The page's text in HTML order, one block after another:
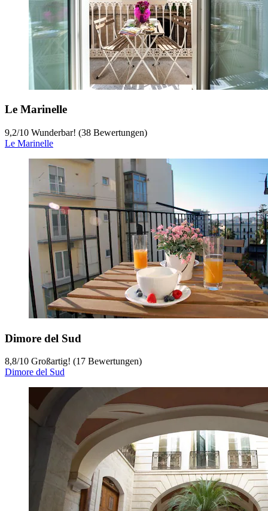
Le Marinelle
9,2/10 Wunderbar! (38 Bewertungen)
Le Marinelle
Dimore del Sud
8,8/10 Großartig! (17 Bewertungen)
Dimore del Sud